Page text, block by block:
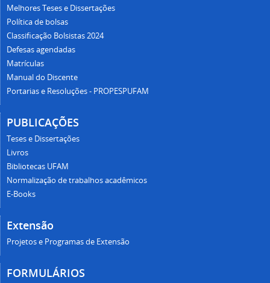
Melhores Teses e Dissertações
Política de bolsas
Classificação Bolsistas 2024
Defesas agendadas
Matrículas
Manual do Discente
Portarias e Resoluções - PROPESPUFAM
PUBLICAÇÕES
Teses e Dissertações
Livros
Bibliotecas UFAM
Normalização de trabalhos acadêmicos
E-Books
Extensão
Projetos e Programas de Extensão
FORMULÁRIOS